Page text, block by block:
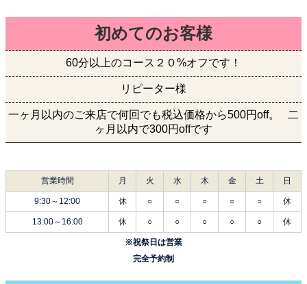
初めてのお客様
60分以上のコース２０%オフです！
リピーター様
一ヶ月以内のご来店で何回でも税込価格から500円off。 二
ヶ月以内で300円offです
営業時間 月 火 水 木 金 土 日
9:30～12:00 休 ○ ○ ○ ○ ○ 休
13:00～16:00 休 ○ ○ ○ ○ ○ 休
※祝祭日は営業
完全予約制